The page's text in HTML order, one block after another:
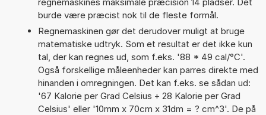
burde være præcist nok til de fleste formål.
Regnemaskinen gør det derudover muligt at bruge
matematiske udtryk. Som et resultat er det ikke kun
tal, der kan regnes ud, som f.eks. '88 * 49 cal/°C'.
Også forskellige måleenheder kan parres direkte med
hinanden i omregningen. Det kan f.eks. se sådan ud:
'67 Kalorie per Grad Celsius + 28 Kalorie per Grad
Celsius' eller '10mm x 70cm x 31dm = ? cm^3'. De på